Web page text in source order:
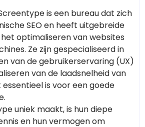
is een bureau dat zich
SEO en heeft uitgebreide
optimaliseren van websites
Ze zijn gespecialiseerd in
van de gebruikerservaring (UX)
van de laadsnelheid van
is voor een goede
uniek maakt, is hun diepe
en hun vermogen om